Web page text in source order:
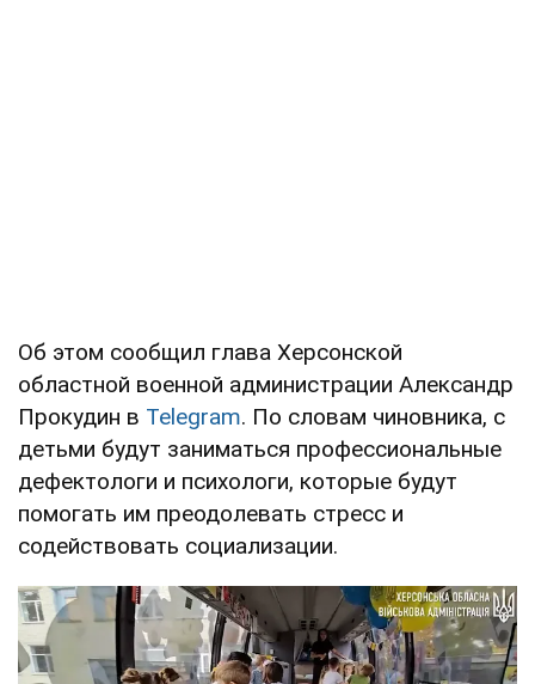
Об этом сообщил глава Херсонской
областной военной администрации Александр
Прокудин в Telegram. По словам чиновника, с
детьми будут заниматься профессиональные
дефектологи и психологи, которые будут
помогать им преодолевать стресс и
содействовать социализации.